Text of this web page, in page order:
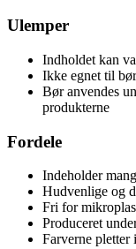
Ulemper
Indholdet kan
Ikke egnet til
Bør anvendes
produkterne
Fordele
Indeholder
Hudvenlige og
Fri for
Produceret
Farverne pletter